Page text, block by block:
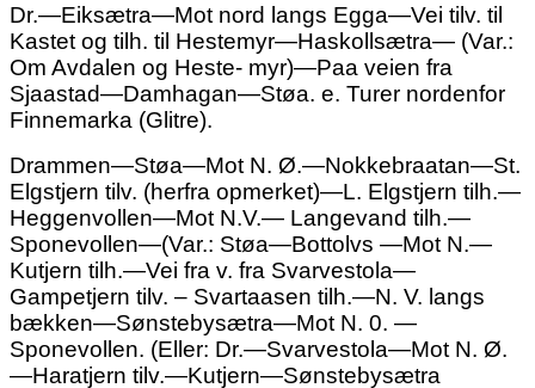
Dr.—Eiksætra—Mot nord langs Egga—Vei tilv. til
Kastet og tilh. til Hestemyr—Haskollsætra— (Var.:
Om Avdalen og Heste- myr)—Paa veien fra
Sjaastad—Damhagan—Støa. e. Turer nordenfor
Finnemarka (Glitre).
Drammen—Støa—Mot N. Ø.—Nokkebraatan—St.
Elgstjern tilv. (herfra opmerket)—L. Elgstjern tilh.—
Heggenvollen—Mot N.V.— Langevand tilh.—
Sponevollen—(Var.: Støa—Bottolvs —Mot N.—
Kutjern tilh.—Vei fra v. fra Svarvestola—
Gampetjern tilv. – Svartaasen tilh.—N. V. langs
bækken—Sønstebysætra—Mot N. 0. —
Sponevollen. (Eller: Dr.—Svarvestola—Mot N. Ø.
—Haratjern tilv.—Kutjern—Sønstebysætra